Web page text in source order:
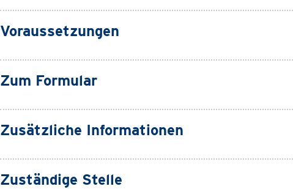
Voraussetzungen
Zum Formular
Zusätzliche Informationen
Zuständige Stelle